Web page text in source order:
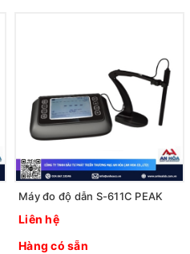
Máy đo độ dẫn S-611C PEAK
Liên hệ
Hàng có sẵn